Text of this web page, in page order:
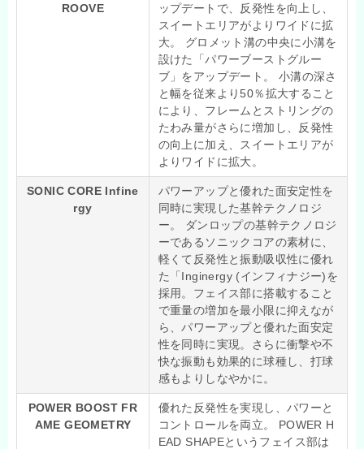
ROOVE
ップデートで、反発性を向上し、
スイートエリアがよりワイドに拡
大。 グロメット溝の中央に小溝を
設けた「パワーブーストグルー
ブ」をアップデート。 小溝の深さ
と幅を従来より50％拡大すること
により、フレームとストリングの
たわみ量がさらに増加し、反発性
の向上に加え、スイートエリアが
よりワイドに拡大。
SONIC CORE Infine
rgy
パワーアップと優れた面安定性を
同時に実現した基幹テクノロジ
ー。 ダンロップの基幹テクノロジ
ーであるソニックコアの素材に、
軽くて反発性と振動吸収性に優れ
た「Inginergy (インフィナジー)を
採用。フェイス部に搭載すること
で重量の増加を最小限に抑えなが
ら、パワーアップと優れた面安定
性を同時に実現。さらに衝撃や不
快な振動も効果的に球種し、打球
感もよりしなやかに。
POWER BOOST FR
AME GEOMETRY
優れた反発性を実現し、パワーと
コントロールを両立。 POWER H
EAD SHAPEというフェイス部は